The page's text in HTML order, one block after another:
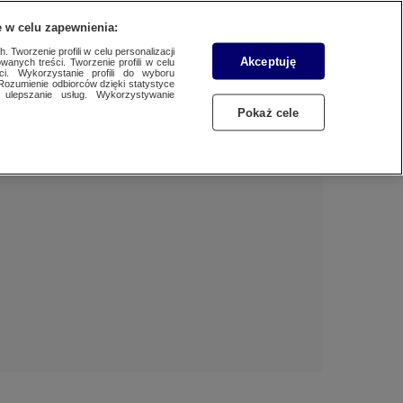
BIZNES
Dzień dobry!
ZALOGUJ SIĘ
w celu zapewnienia:
Tworzenie profili w celu personalizacji
treści. Tworzenie profili w celu
Wykorzystanie profili do wyboru
odbiorców dzięki statystyce
usług. Wykorzystywanie
Akceptuję
Pokaż cele